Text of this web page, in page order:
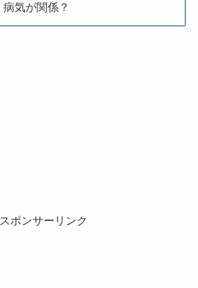
病気が関係？
スポンサーリンク